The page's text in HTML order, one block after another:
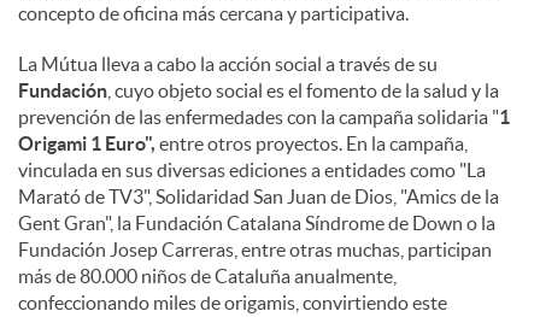
concepto de oficina más cercana y participativa.
La Mútua lleva a cabo la acción social a través de su
Fundación , cuyo objeto social es el fomento de la salud y la
prevención de las enfermedades con la campaña solidaria "1
Origami 1 Euro", entre otros proyectos. En la campaña,
vinculada en sus diversas ediciones a entidades como "La
Marató de TV3", Solidaridad San Juan de Dios, "Amics de la
Gent Gran", la Fundación Catalana Síndrome de Down o la
Fundación Josep Carreras, entre otras muchas, participan
más de 80.000 niños de Cataluña anualmente,
confeccionando miles de origamis, convirtiendo este